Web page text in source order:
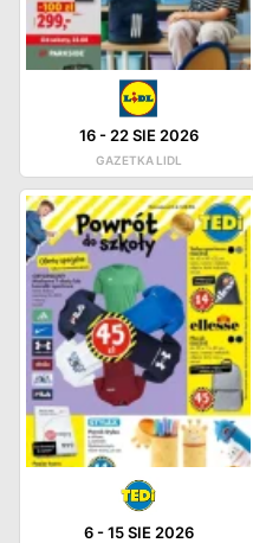
16- 22 SIE 2026
GAZETKA LIDL
6-15 SIE 2026